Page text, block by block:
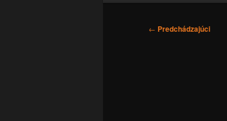
Navigácia
← Predchádzajúci